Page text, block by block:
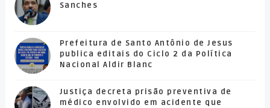
Sanches
Prefeitura de Santo Antônio de Jesus
publica editais do Ciclo 2 da Política
Nacional Aldir Blanc
Justiça decreta prisão preventiva de
médico envolvido em acidente que